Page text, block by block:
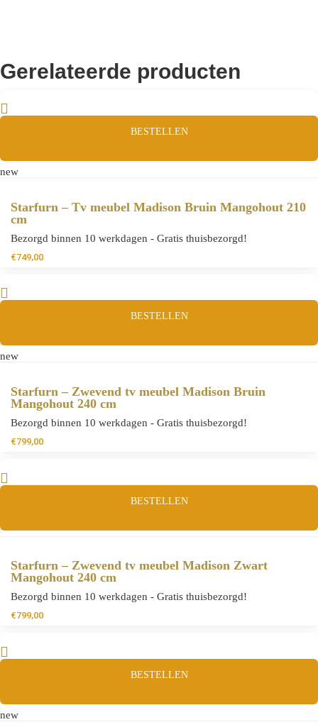
Gerelateerde producten
BESTELLEN
new
Starfurn – Tv meubel Madison Bruin Mangohout 210
cm
Bezorgd binnen 10 werkdagen - Gratis thuisbezorgd!
€749,00
BESTELLEN
new
Starfurn – Zwevend tv meubel Madison Bruin
Mangohout 240 cm
Bezorgd binnen 10 werkdagen - Gratis thuisbezorgd!
€799,00
BESTELLEN
Starfurn – Zwevend tv meubel Madison Zwart
Mangohout 240 cm
Bezorgd binnen 10 werkdagen - Gratis thuisbezorgd!
€799,00
BESTELLEN
new